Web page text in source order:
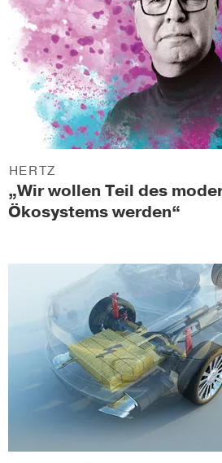
„Wir wollen Teil des
Ökosystems werden“
HERTZ